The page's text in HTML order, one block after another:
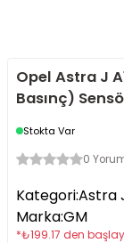
Opel Astra J
Basınç)
Stokta Var
0
Kategori:Astra
Marka:GM
*₺199.17 den